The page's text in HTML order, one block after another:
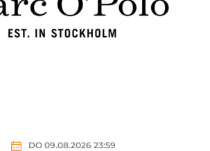
DO 09.08.2026 23:59